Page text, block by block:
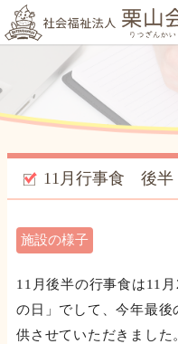
11月行事食 後半
施設の様子
11月後半の行事食は11
の日」でして、今年最
供させていただきました